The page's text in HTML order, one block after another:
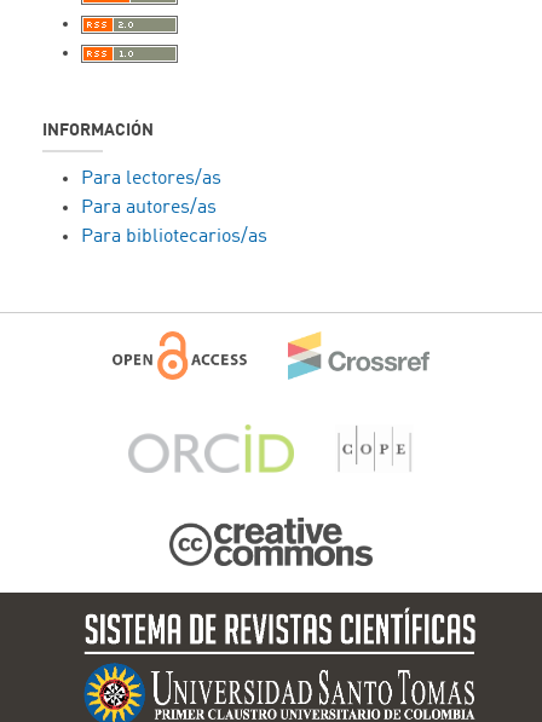
INFORMACIÓN
Para lectores/as
Para autores/as
Para bibliotecarios/as